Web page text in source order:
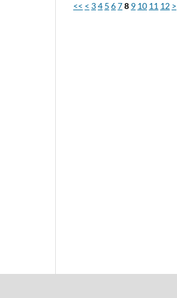
<< < 34 5 678 9 10 11 12 >